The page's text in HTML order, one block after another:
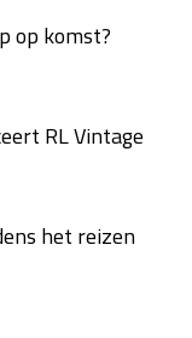
op komst?
RL Vintage
het reizen